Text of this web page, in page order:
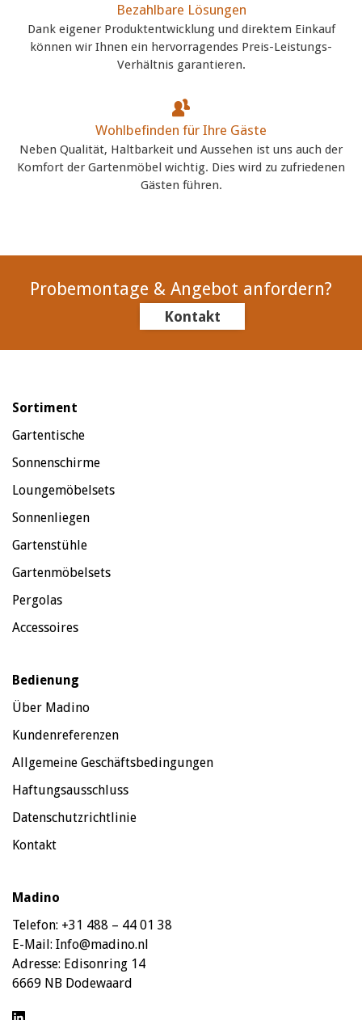
Bezahlbare Lösungen
Dank eigener Produktentwicklung und direktem Einkauf
können wir Ihnen ein hervorragendes Preis-Leistungs-
Verhältnis garantieren.
Wohlbefinden für Ihre Gäste
Neben Qualität, Haltbarkeit und Aussehen ist uns auch der
Komfort der Gartenmöbel wichtig. Dies wird zu zufriedenen
Gästen führen.
Probemontage & Angebot anfordern?
Kontakt
Sortiment
Gartentische
Sonnenschirme
Loungemöbelsets
Sonnenliegen
Gartenstühle
Gartenmöbelsets
Pergolas
Accessoires
Bedienung
Über Madino
Kundenreferenzen
Allgemeine Geschäftsbedingungen
Haftungsausschluss
Datenschutzrichtlinie
Kontakt
Madino
Telefon: +31 488 – 44 01 38
E-Mail: Info@madino.nl
Adresse: Edisonring 14
6669 NB Dodewaard